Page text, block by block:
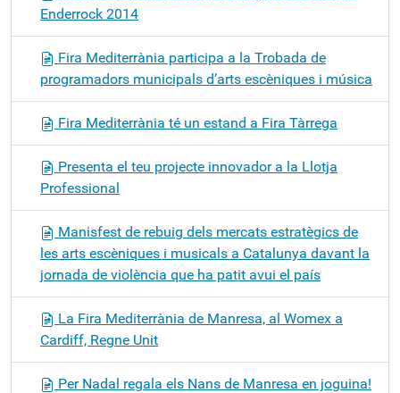
Enderrock 2014
Fira Mediterrània participa a la Trobada de
programadors municipals d’arts escèniques i música
Fira Mediterrània té un estand a Fira Tàrrega
Presenta el teu projecte innovador a la Llotja
Professional
Manisfest de rebuig dels mercats estratègics de
les arts escèniques i musicals a Catalunya davant la
jornada de violència que ha patit avui el país
La Fira Mediterrània de Manresa, al Womex a
Cardiff, Regne Unit
Per Nadal regala els Nans de Manresa en joguina!